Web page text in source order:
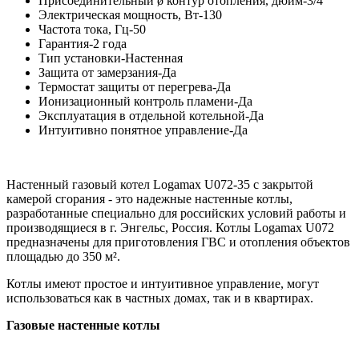
Электрическая мощность, Вт-130
Частота тока, Гц-50
Гарантия-2 года
Тип установки-Настенная
Защита от замерзания-Да
Термостат защиты от перегрева-Да
Ионизационный контроль пламени-Да
Эксплуатация в отдельной котельной-Да
Интуитивно понятное управление-Да
Настенный газовый котел Logamax U072-35 с закрытой
камерой сгорания - это надежные настенные котлы,
разработанные специально для российских условий работы и
производящиеся в г. Энгельс, Россия. Котлы Logamax U072
предназначены для приготовления ГВС и отопления объектов
площадью до 350 м².
Котлы имеют простое и интуитивное управление, могут
использоваться как в частных домах, так и в квартирах.
Газовые настенные котлы